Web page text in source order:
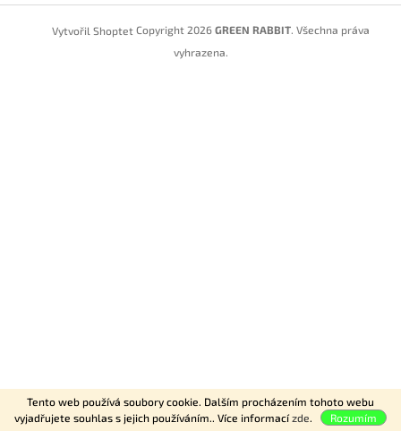
Tento web používá soubory cookie. Dalším procházením tohoto webu
vyjadřujete souhlas s jejich používáním.. Více informacízde. Rozumím
Vytvořil Shoptet Copyright 2026 GREEN RABBIT. Všechna práva
vyhrazena.